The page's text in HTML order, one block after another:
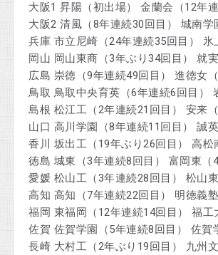
大阪1 昇陽（初出場） 金蘭会（12年連
大阪2 清風（8年連続30回目） 城南学
兵庫 市立尼崎（24年連続35回目） 氷
岡山 岡山東商（3年ぶり34回目） 就
広島 崇徳（9年連続49回目） 進徳女
鳥取 鳥取中央育英（6年連続6回目）
島根 松江工（2年連続21回目） 安来
山口 高川学園（8年連続11回目） 誠
香川 坂出工（19年ぶり26回目） 高松
徳島 城東（3年連続8回目） 富岡東（4
愛媛 松山工（3年連続28回目） 松山
高知 高知（7年連続22回目） 明徳義
福岡 東福岡（12年連続14回目） 福工
佐賀 佐賀学園（5年連続8回目） 佐賀
長崎 大村工（2年ぶり19回目） 九州